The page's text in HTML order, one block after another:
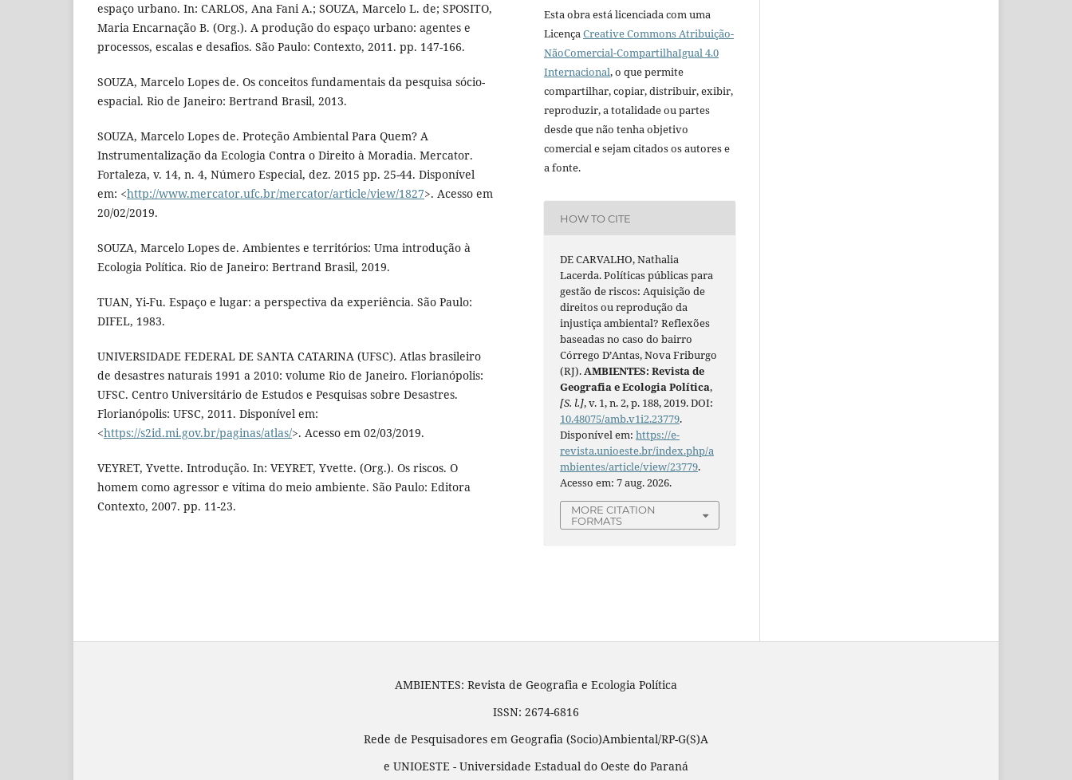
espaço urbano. In: CARLOS, Ana Fani A.; SOUZA, Marcelo L. de; SPOSITO,
Maria Encarnação B. (Org.). A produção do espaço urbano: agentes e
processos, escalas e desafios. São Paulo: Contexto, 2011. pp. 147-166.
SOUZA, Marcelo Lopes de. Os conceitos fundamentais da pesquisa sócio-
espacial. Rio de Janeiro: Bertrand Brasil, 2013.
SOUZA, Marcelo Lopes de. Proteção Ambiental Para Quem? A
Instrumentalização da Ecologia Contra o Direito à Moradia. Mercator.
Fortaleza, v. 14, n. 4, Número Especial, dez. 2015 pp. 25-44. Disponível
em: <http://www.mercator.ufc.br/mercator/article/view/1827>. Acesso em
20/02/2019.
SOUZA, Marcelo Lopes de. Ambientes e territórios: Uma introdução à
Ecologia Política. Rio de Janeiro: Bertrand Brasil, 2019.
TUAN, Yi-Fu. Espaço e lugar: a perspectiva da experiência. São Paulo:
DIFEL, 1983.
UNIVERSIDADE FEDERAL DE SANTA CATARINA (UFSC). Atlas brasileiro
de desastres naturais 1991 a 2010: volume Rio de Janeiro. Florianópolis:
UFSC. Centro Universitário de Estudos e Pesquisas sobre Desastres.
Florianópolis: UFSC, 2011. Disponível em:
<https://s2id.mi.gov.br/paginas/atlas/>. Acesso em 02/03/2019.
VEYRET, Yvette. Introdução. In: VEYRET, Yvette. (Org.). Os riscos. O
homem como agressor e vítima do meio ambiente. São Paulo: Editora
Contexto, 2007. pp. 11-23.
Esta obra está licenciada com uma
LicençaCreative Commons Atribuição-
NãoComercial-CompartilhaIgual 4.0
Internacional, o que permite
compartilhar, copiar, distribuir, exibir,
reproduzir, a totalidade ou partes
desde que não tenha objetivo
comercial e sejam citados os autores e
a fonte.
HOW TO CITE
DE CARVALHO, Nathalia
Lacerda. Políticas públicas para
gestão de riscos: Aquisição de
direitos ou reprodução da
injustiça ambiental? Reflexões
baseadas no caso do bairro
Córrego D’Antas, Nova Friburgo
(RJ).AMBIENTES: Revista de
Geografia e Ecologia Política,
[S. l.], v. 1, n. 2, p. 188, 2019. DOI:
10.48075/amb.v1i2.23779.
Disponível em:https://e-
revista.unioeste.br/index.php/a
mbientes/article/view/23779.
Acesso em: 7 aug. 2026.
MORE CITATION
FORMATS
AMBIENTES: Revista de Geografia e Ecologia Política
ISSN: 2674-6816
Rede de Pesquisadores em Geografia (Socio)Ambiental/RP-G(S)A
e UNIOESTE - Universidade Estadual do Oeste do Paraná